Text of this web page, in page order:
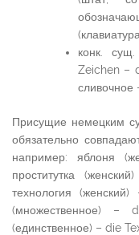
конк.
Zeichen –
сливочное
Присущие немецким
обязательно
например: яблоня
проститутка
технология
(множественное) –
(единственное) – die